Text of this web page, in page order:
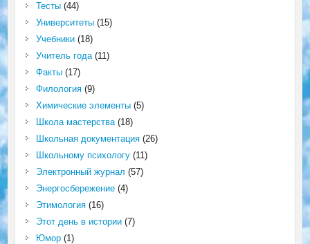
Тесты(44)
Университеты(15)
Учебники(18)
Учитель года(11)
Факты(17)
Филология(9)
Химические элементы(5)
Школа мастерства(18)
Школьная документация(26)
Школьному психологу(11)
Электронный журнал (57)
Энергосбережение(4)
Этимология(16)
Этот день в истории(7)
Юмор(1)